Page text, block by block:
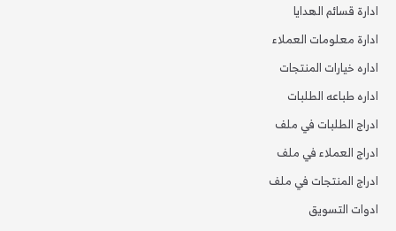
ادارة قسائم الهدايا
ادارة معلومات العملاء
اداره خيارات المنتجات
اداره طباعه الطلبات
ادراج الطلبات في ملف
ادراج العملاء في ملف
ادراج المنتجات في ملف
ادوات التسويق